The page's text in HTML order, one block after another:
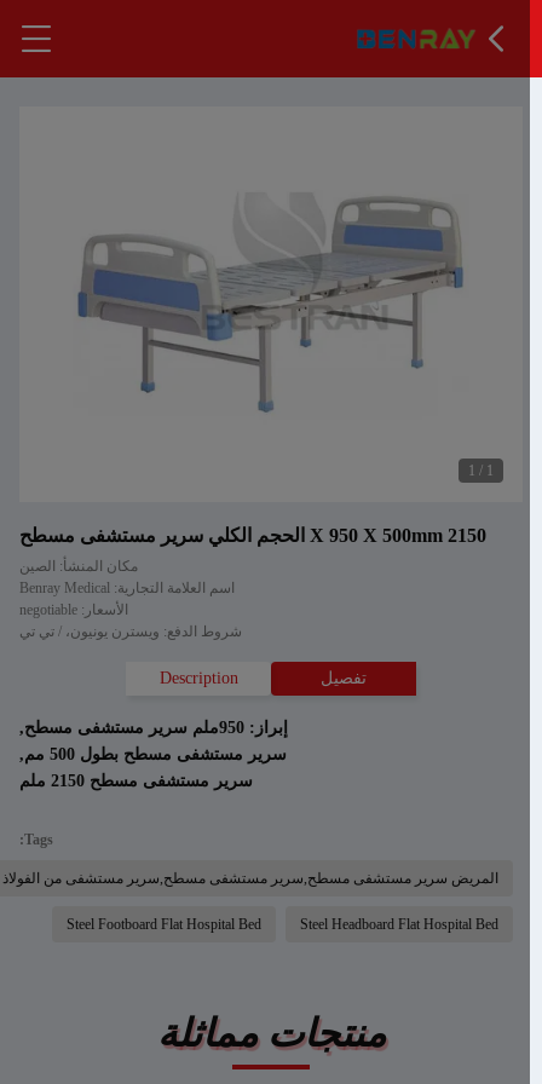
/
1
2150 X 950 X 500mm الحجم الكلي سرير مستشفى مسطح
مكان المنشأ: الصين
اسم العلامة التجارية: Benray Medical
الأسعار: negotiable
شروط الدفع: ويسترن يونيون، / تي تي
تفصيل Description
إبراز: 950ملم سرير مستشفى مسطح
,
سرير مستشفى مسطح بطول 500 مم
,
سرير مستشفى مسطح 2150 ملم
Tags:
المريض سرير مستشفى مسطح,سرير مستشفى مسطح,سرير مستشفى من الفولاذ
Steel Headboard Flat Hospital Bed
Steel Footboard Flat Hospital Bed
منتجات مماثلة